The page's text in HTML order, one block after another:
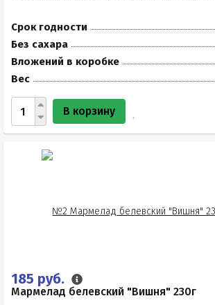
Срок годности
Без сахара
Вложений в коробке
Вес
В корзину
185 руб.
Мармелад белевский "Вишня" 230г